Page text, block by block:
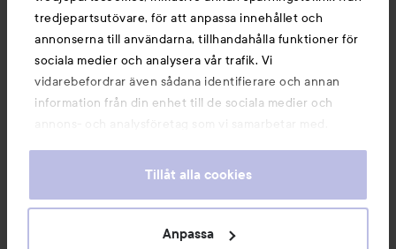
tredjepartsutövare, för att anpassa innehållet och
annonserna till användarna, tillhandahålla funktioner för
sociala medier och analysera vår trafik. Vi
vidarebefordrar även sådana identifierare och annan
information från din enhet till de sociala medier och
annons- och analysföretag som vi samarbetar med.
information som du har tillhandahållit eller som de har
våra cookies vid fortsatt användande av vår webbplats.
För information om hur du kan ändra inställningarna för
Tillåt alla cookies
Anpassa